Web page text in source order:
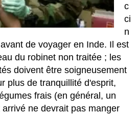
c
ci
n
de voyager en Inde. Il est
du robinet non traitée ; les
doivent être soigneusement
plus de tranquillité d'esprit,
frais (en général, un
ne devrait pas manger